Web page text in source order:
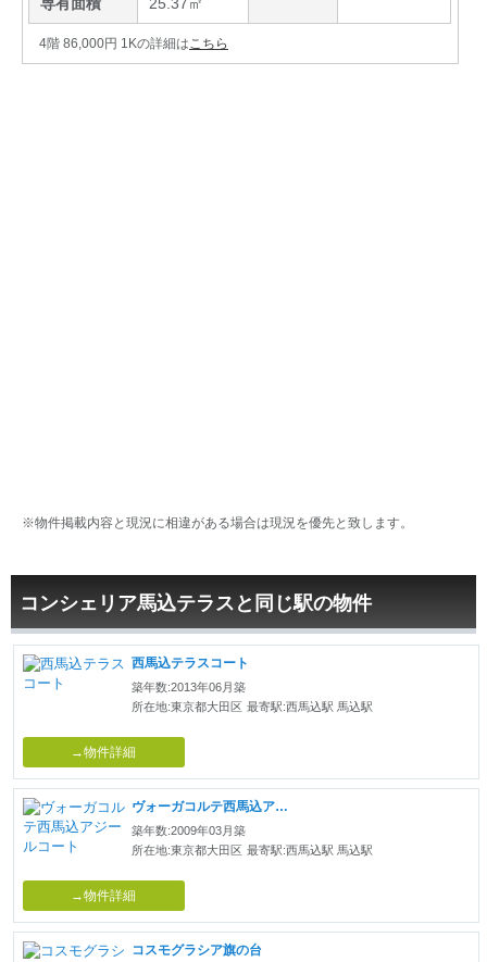
4階 86,000円 1Kの詳細は こちら
※物件掲載内容と現況に相違がある場合は現況を優先と致します。
コンシェリア馬込テラスと同じ駅の物件
西馬込テラスコート
築年数:2013年06月築
所在地:東京都大田区 最寄駅:西馬込駅 馬込駅
→物件詳細
ヴォーガコルテ西馬込アジールコート
築年数:2009年03月築
所在地:東京都大田区 最寄駅:西馬込駅 馬込駅
→物件詳細
コスモグラシア旗の台